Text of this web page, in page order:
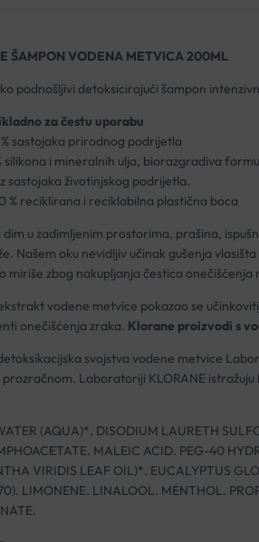
ŠAMPON VODENA METVICA 200ML
podnošljivi detoksicirajući šampon
za čestu uporabu
% sastojaka prirodnog podrijetla
silikona i mineralnih ulja, biorazgradiva
sastojaka životinjskog podrijetla.
% reciklirana i reciklabilna plastična boca
dim u zadimljenim prostorima, prašina,
Našem oku nevidljiv učinak gušenja
miriše zbog nakupljanja čestica onečišćenja
vodene metvice pokazao se
onečišćenja zraka. Klorane proizvodi s
svojstva vodene metvice
prozračnom. Laboratoriji KLORANE
(AQUA)*. DISODIUM LAURETH
MALEIC ACID. PEG-40
VIRIDIS LEAF OIL)*. EUCALYPTUS
LIMONENE. LINALOOL. MENTHOL.